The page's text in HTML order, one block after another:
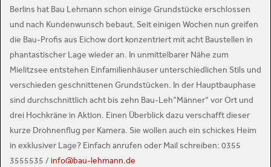
Berlins hat Bau Lehmann schon einige Grundstücke erschlossen
und nach Kundenwunsch bebaut. Seit einigen Wochen nun greifen
die Bau-Profis aus Eichow dort konzentriert mit acht Baustellen in
phantastischer Lage wieder an. In unmittelbarer Nähe zum
Mielitzsee entstehen Einfamilienhäuser unterschiedlichen Stils und
verschieden geschnittenen Grundstücken. In der Hauptbauphase
sind durchschnittlich acht bis zehn Bau-Leh“Männer“ vor Ort und
drei Hochkräne in Aktion. Einen Überblick dazu verschafft dieser
kurze Drohnenflug per Kamera. Sie wollen auch ein schickes Heim
in exklusiver Lage? Einfach anrufen oder Mail schreiben: 0355
3555535 / info@bau-lehmann.de